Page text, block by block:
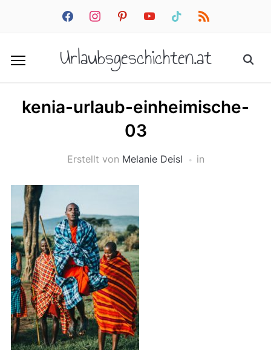
facebookinstagrampinterestyoutube tiktok rss
Urlaubsgeschichten.at
kenia-urlaub-einheimische-
03
Erstellt von Melanie Deisl in